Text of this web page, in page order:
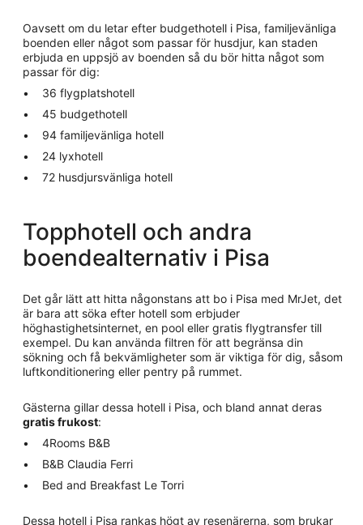
Oavsett om du letar efter budgethotell i Pisa, familjevänliga
boenden eller något som passar för husdjur, kan staden
erbjuda en uppsjö av boenden så du bör hitta något som
passar för dig:
36 flygplatshotell
45 budgethotell
94 familjevänliga hotell
24 lyxhotell
72 husdjursvänliga hotell
Topphotell och andra
boendealternativ i Pisa
Det går lätt att hitta någonstans att bo i Pisa med MrJet, det
är bara att söka efter hotell som erbjuder
höghastighetsinternet, en pool eller gratis flygtransfer till
exempel. Du kan använda filtren för att begränsa din
sökning och få bekvämligheter som är viktiga för dig, såsom
luftkonditionering eller pentry på rummet.
Gästerna gillar dessa hotell i Pisa, och bland annat deras
gratis frukost:
4Rooms B&B
B&B Claudia Ferri
Bed and Breakfast Le Torri
Dessa hotell i Pisa rankas högt av resenärerna, som brukar